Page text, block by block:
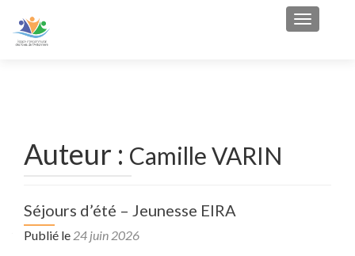
Afficher/
Auteur : Camille VARIN
Séjours d’été – Jeunesse EIRA
Publié le 24 juin 2026